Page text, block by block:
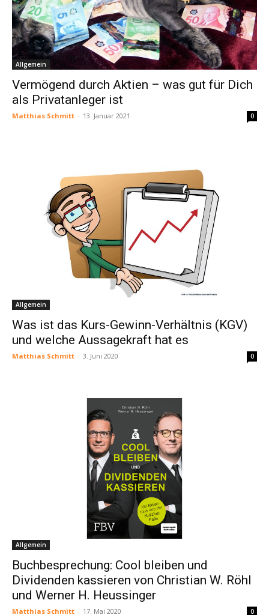
Allgemein
Vermögend durch Aktien – was gut für Dich
als Privatanleger ist
Matthias Schmitt - 13. Januar 2021 0
Allgemein
Was ist das Kurs-Gewinn-Verhältnis (KGV)
und welche Aussagekraft hat es
Matthias Schmitt - 3. Juni 2020 0
Allgemein
Buchbesprechung: Cool bleiben und
Dividenden kassieren von Christian W. Röhl
und Werner H. Heussinger
Matthias Schmitt - 17. Mai 2020 0